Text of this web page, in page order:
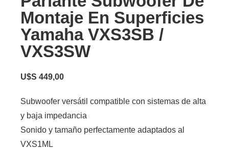
Montaje En Superficies
Yamaha VXS3SB /
VXS3SW
U$S 449,00
Subwoofer versátil compatible con sistemas de alta
y baja impedancia
Sonido y tamaño perfectamente adaptados al
VXS1ML